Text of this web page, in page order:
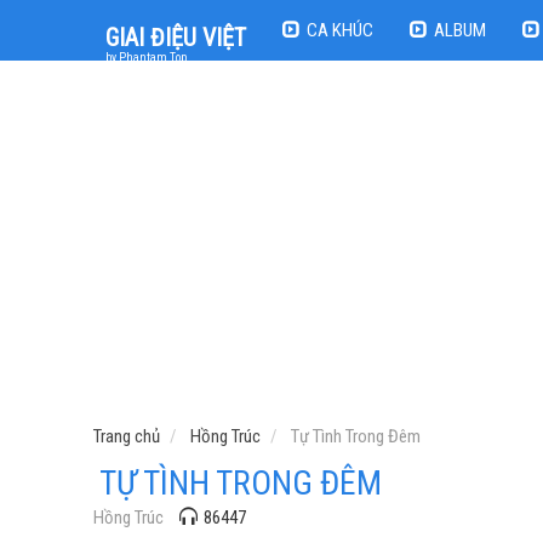
GIAI ĐIỆU VIỆT
by Phantam Top
CA KHÚC ALBUM
Trang chủ Hồng Trúc Tự Tình Trong Đêm
TỰ TÌNH TRONG ĐÊM
Hồng Trúc 86447